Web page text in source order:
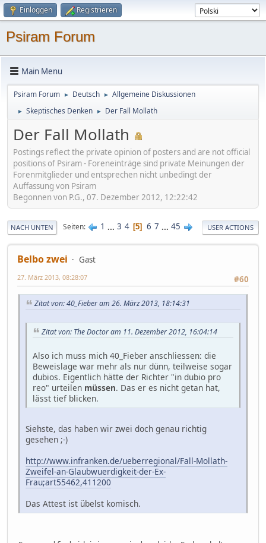
Einloggen Registrieren
Psiram Forum
Main Menu
Psiram Forum ► Deutsch ► Allgemeine Diskussionen
► Skeptisches Denken ► Der Fall Mollath
Der Fall Mollath
Postings reflect the private opinion of posters and are not official
positions of Psiram - Foreneinträge sind private Meinungen der
Forenmitglieder und entsprechen nicht unbedingt der
Auffassung von Psiram
Begonnen von P.G., 07. Dezember 2012, 12:22:42
NACH UNTEN Seiten 1 ... 3 4 5 6 7 ... 45 USER ACTIONS
Belbo zwei
Gast
#60
27. März 2013, 08:28:07
Zitat von: 40_Fieber am 26. März 2013, 18:14:31
Zitat von: The Doctor am 11. Dezember 2012, 16:04:14
Also ich muss mich 40_Fieber anschliessen: die
Beweislage war mehr als nur dünn, teilweise sogar
dubios. Eigentlich hätte der Richter "in dubio pro
reo" urteilen müssen. Das er es nicht getan hat,
lässt tief blicken.
Siehste, das haben wir zwei doch genau richtig
gesehen ;-)
http://www.infranken.de/ueberregional/Fall-Mollath-
Zweifel-an-Glaubwuerdigkeit-der-Ex-
Frau;art55462,411200
Das Attest ist übelst komisch.